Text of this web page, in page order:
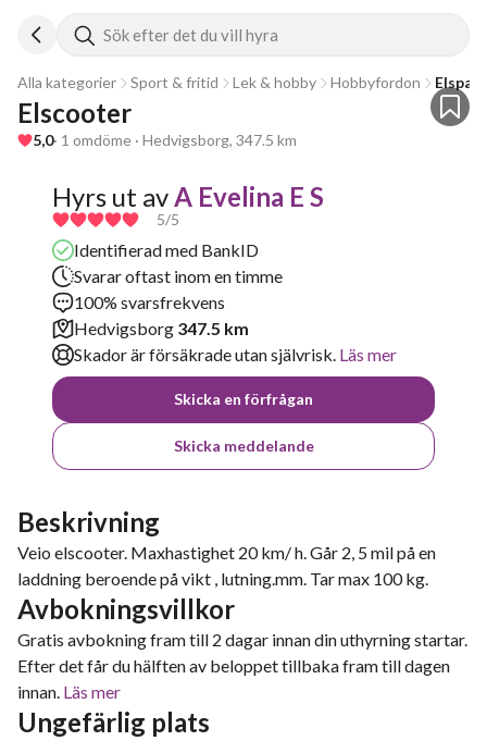
Sök efter det du vill hyra
Alla kategorier Sport & fritid Lek & hobby Hobbyfordon
Elscooter
5,0· 1 omdöme · Hedvigsborg, 347.5 km
Hyrs ut avA Evelina E S
5/5
Identifierad med BankID
Svarar oftast inom en timme
100% svarsfrekvens
Hedvigsborg 347.5 km
Skador är försäkrade utan självrisk. Läs mer
Skicka en förfrågan
Skicka meddelande
Beskrivning
Veio elscooter. Maxhastighet 20 km/ h. Går 2, 5 mil på en
laddning beroende på vikt , lutning.mm. Tar max 100 kg.
Avbokningsvillkor
Gratis avbokning fram till 2 dagar innan din uthyrning startar.
Efter det får du hälften av beloppet tillbaka fram till dagen
innan. Läs mer
Ungefärlig plats